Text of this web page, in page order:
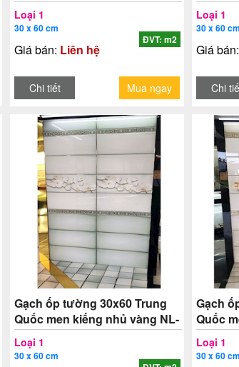
Loại 1
30 x 60 cm
Giá bán: Liên hệ
ĐVT: m2
Chi tiết Mua ngay
Loại 1
30 x 60 cm
Giá bán:
Chi
Gạch ốp tường 30x60 Trung
Quốc men kiếng nhủ vàng NL-
TAT2
Loại 1
30 x 60 cm
Gạch
Quốc
TAT3
Loại 1
30 x 60 cm